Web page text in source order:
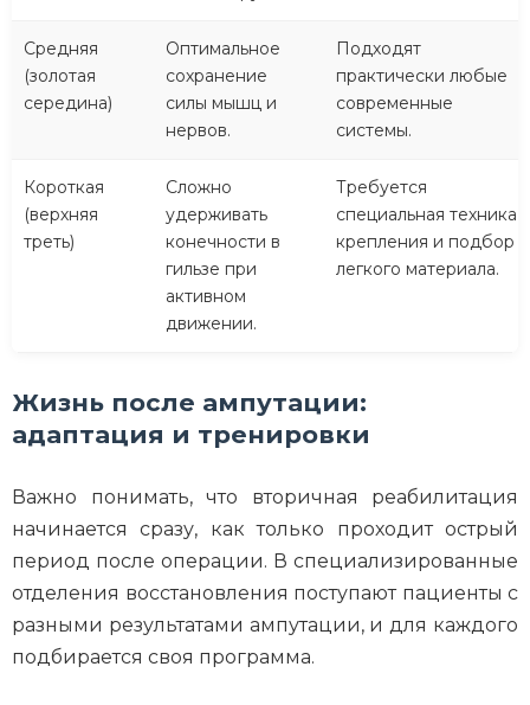
Средняя
(золотая
середина)
Оптимальное
сохранение
силы мышц и
нервов.
Подходят
практически любые
современные
системы.
Короткая
(верхняя
треть)
Сложно
удерживать
конечности в
гильзе при
активном
движении.
Требуется
специальная техника
крепления и подбор
легкого материала.
Жизнь после ампутации:
адаптация и тренировки
Важно понимать, что вторичная реабилитация
начинается сразу, как только проходит острый
период после операции. В специализированные
отделения восстановления поступают пациенты с
разными результатами ампутации, и для каждого
подбирается своя программа.